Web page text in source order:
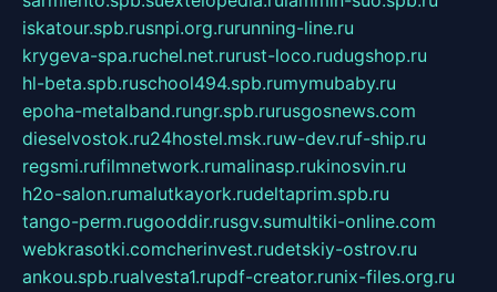
iskatour.spb.rusnpi.org.rurunning-line.ru
krygeva-spa.ruchel.net.rurust-loco.rudugshop.ru
hl-beta.spb.ruschool494.spb.rumymubaby.ru
epoha-metalband.rungr.spb.rurusgosnews.com
dieselvostok.ru24hostel.msk.ruw-dev.ruf-ship.ru
regsmi.rufilmnetwork.rumalinasp.rukinosvin.ru
h2o-salon.rumalutkayork.rudeltaprim.spb.ru
tango-perm.rugooddir.rusgv.sumultiki-online.com
webkrasotki.comcherinvest.rudetskiy-ostrov.ru
ankou.spb.rualvesta1.rupdf-creator.runix-files.org.ru